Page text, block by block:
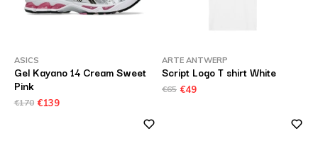
ASICS
Gel Kayano 14 Cream Sweet
Pink
€170 €139
ARTE ANTWERP
Script Logo T shirt White
€65 €49